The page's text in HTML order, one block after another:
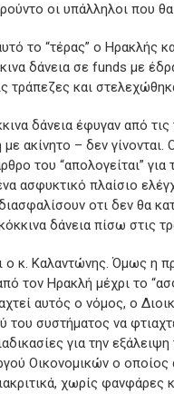
οι υπάλληλοι που
το “τέρας” ο Ηρακλής
δάνεια σε funds με
τράπεζες και
δάνεια έφυγαν από τις
ακίνητο – δεν
του “απολογείται” για
ασφυκτικό πλαίσιο
οτι δεν θα
δάνεια πίσω στις
ο κ. Καλαντώνης. Όμως η
τον Ηρακλή μέχρι το
αυτός ο νόμος, ο
του συστήματος να
για την
Οικονομικών ο
χωρίς